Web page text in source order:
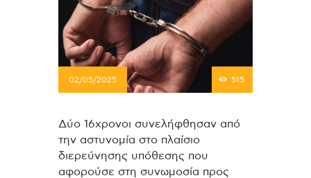
02/05/2025 515
Δύο 16χρονοι συνελήφθησαν από
την αστυνομία στο πλαίσιο
διερεύνησης υπόθεσης που
αφορούσε στη συνωμοσία προς